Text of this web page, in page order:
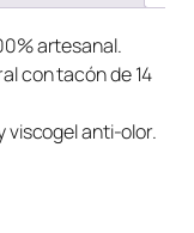
artesanal.
con tacón de 14
viscogel anti-olor.